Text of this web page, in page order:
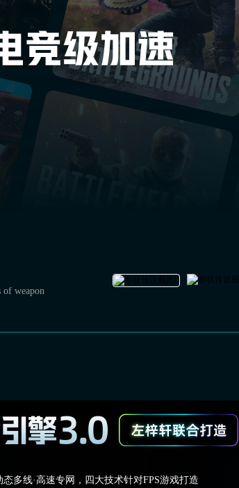
of weapon
态多线·高速专网，四大技术针对FPS游戏打造